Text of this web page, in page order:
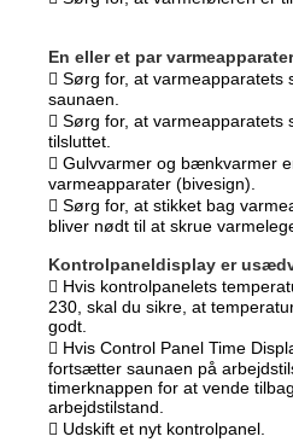
En eller et par
 Sørg for, at varmeapparatets
saunaen.
 Sørg for, at
tilsluttet.
 Gulvvarmer og bænkvarmer
varmeapparater (bivesign).
 Sørg for, at stikket bag
bliver nødt til at skrue
Kontrolpaneldisplay er
 Hvis kontrolpanelets
230, skal du sikre, at
godt.
 Hvis Control Panel Time
fortsætter saunaen på
timerknappen for at vende
arbejdstilstand.
 Udskift et nyt kontrolpanel.